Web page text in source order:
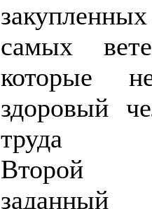
самых
которые
здоровый
труда
Второй
заданный